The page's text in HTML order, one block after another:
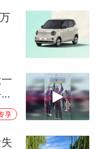
报名的考试，成绩
平么？
享